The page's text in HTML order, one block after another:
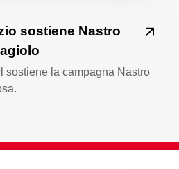
sostiene Nastro
sostiene la campagna Nastro